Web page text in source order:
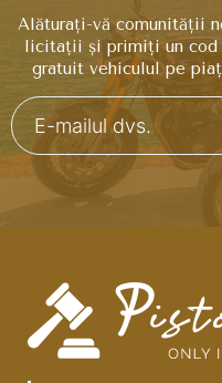
Alăturați-vă comunității
licitații și primiți un cod
gratuit vehiculul pe